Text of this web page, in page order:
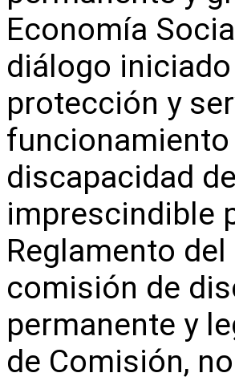
Economía
diálogo
protección y
discapacidad
imprescindible
Reglamento
comisión de
permanente y
de Comisión,